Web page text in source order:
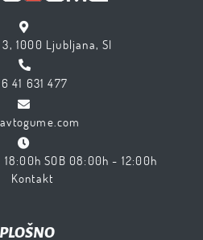
1000 Ljubljana, SI
41 631 477
SOB 08:00h - 12:00h
Kontakt